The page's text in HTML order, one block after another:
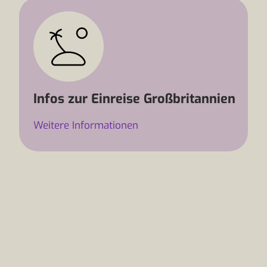
Infos zur Einreise Großbritannien
Weitere Informationen